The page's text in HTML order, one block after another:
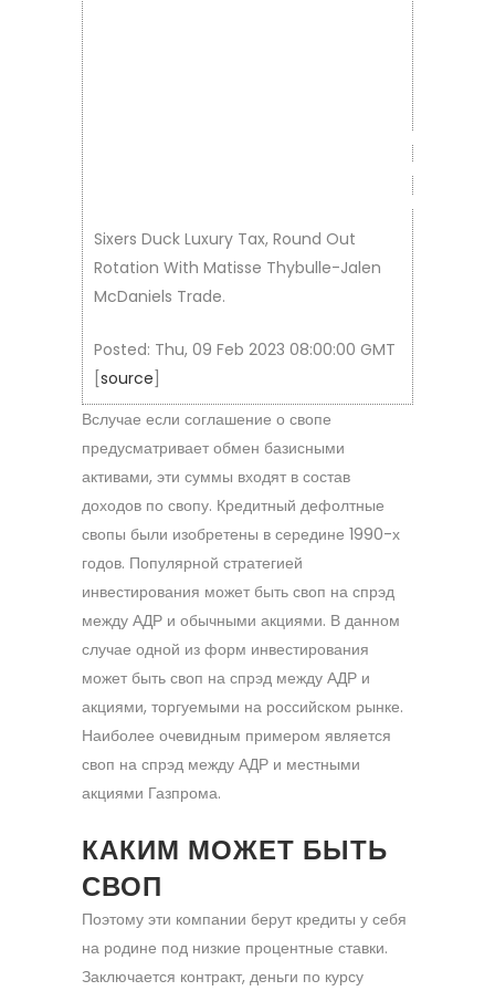
Sixers Duck Luxury Tax, Round Out
Rotation With Matisse Thybulle-Jalen
McDaniels Trade.
Posted: Thu, 09 Feb 2023 08:00:00 GMT
source
Вслучае если соглашение о свопе
предусматривает обмен базисными
активами, эти суммы входят в состав
доходов по свопу. Кредитный дефолтные
свопы были изобретены в середине 1990-х
годов. Популярной стратегией
инвестирования может быть своп на спрэд
между АДР и обычными акциями. В данном
случае одной из форм инвестирования
может быть своп на спрэд между АДР и
акциями, торгуемыми на российском рынке.
Наиболее очевидным примером является
своп на спрэд между АДР и местными
акциями Газпрома.
КАКИМ МОЖЕТ БЫТЬ
СВОП
Поэтому эти компании берут кредиты у себя
на родине под низкие процентные ставки.
Заключается контракт, деньги по курсу